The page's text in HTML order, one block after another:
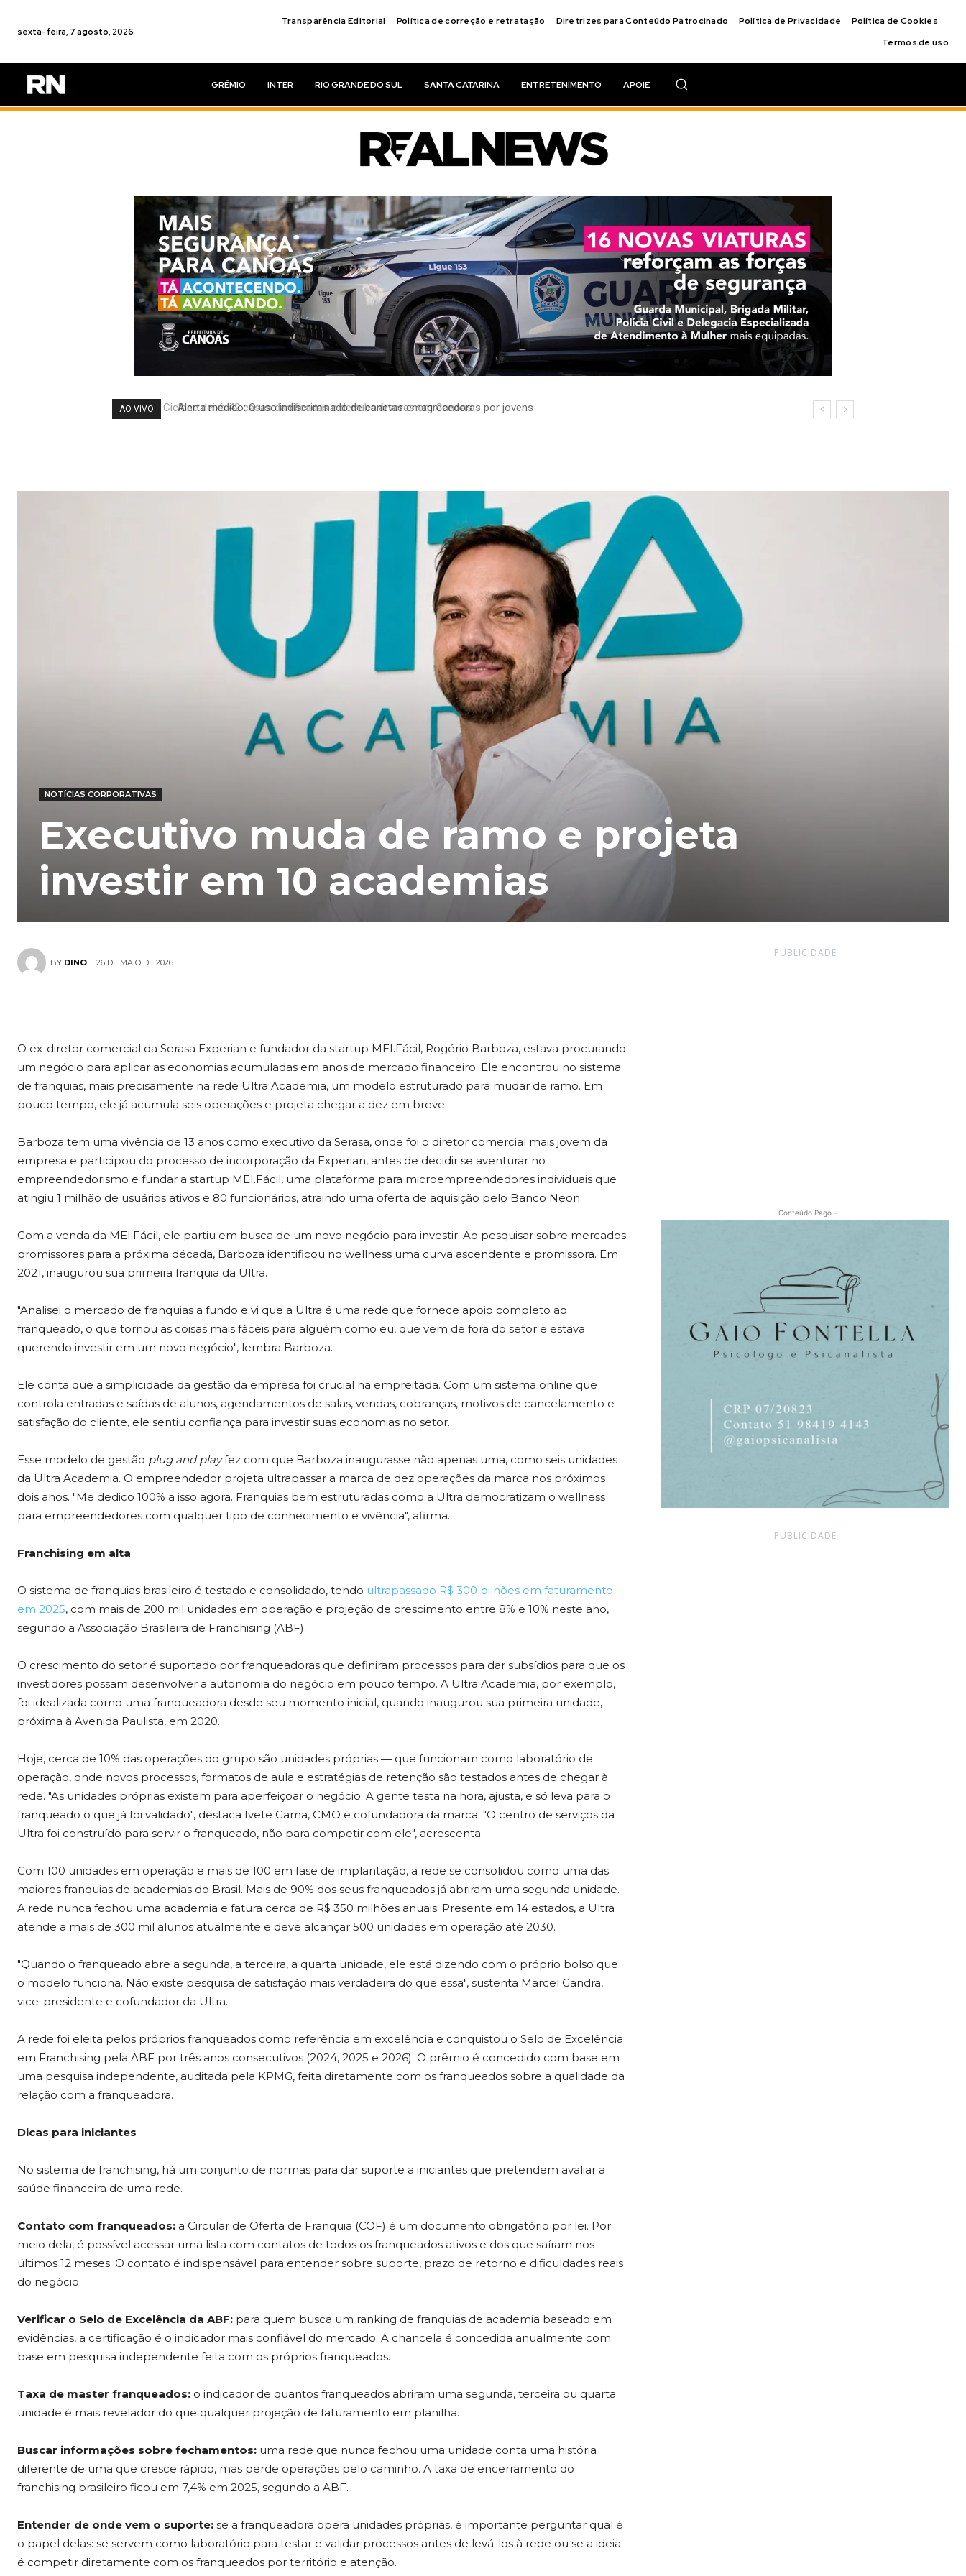
sexta-feira, 7 agosto, 2026
Transparência Editorial Política de correção e retratação Diretrizes para Conteúdo Patrocinado Política de Privacidade
Política de Cookies
Termos de uso
GRÊMIO INTER RIO GRANDE DO SUL SANTA CATARINA ENTRETENIMENTO APOIE
AO VIVO Alerta médico: O uso indiscriminado de canetas emagrecedoras por jovens
NOTÍCIAS CORPORATIVAS
Executivo muda de ramo e projeta
investir em 10 academias
BY DINO 26 DE MAIO DE 2026
O ex-diretor comercial da Serasa Experian e fundador da startup MEI.Fácil, Rogério Barboza, estava procurando
um negócio para aplicar as economias acumuladas em anos de mercado financeiro. Ele encontrou no sistema
de franquias, mais precisamente na rede Ultra Academia, um modelo estruturado para mudar de ramo. Em
pouco tempo, ele já acumula seis operações e projeta chegar a dez em breve.
Barboza tem uma vivência de 13 anos como executivo da Serasa, onde foi o diretor comercial mais jovem da
empresa e participou do processo de incorporação da Experian, antes de decidir se aventurar no
empreendedorismo e fundar a startup MEI.Fácil, uma plataforma para microempreendedores individuais que
atingiu 1 milhão de usuários ativos e 80 funcionários, atraindo uma oferta de aquisição pelo Banco Neon.
Com a venda da MEI.Fácil, ele partiu em busca de um novo negócio para investir. Ao pesquisar sobre mercados
promissores para a próxima década, Barboza identificou no wellness uma curva ascendente e promissora. Em
2021, inaugurou sua primeira franquia da Ultra.
"Analisei o mercado de franquias a fundo e vi que a Ultra é uma rede que fornece apoio completo ao
franqueado, o que tornou as coisas mais fáceis para alguém como eu, que vem de fora do setor e estava
querendo investir em um novo negócio", lembra Barboza.
Ele conta que a simplicidade da gestão da empresa foi crucial na empreitada. Com um sistema online que
controla entradas e saídas de alunos, agendamentos de salas, vendas, cobranças, motivos de cancelamento e
satisfação do cliente, ele sentiu confiança para investir suas economias no setor.
Esse modelo de gestão plug and playfez com que Barboza inaugurasse não apenas uma, como seis unidades
da Ultra Academia. O empreendedor projeta ultrapassar a marca de dez operações da marca nos próximos
dois anos. "Me dedico 100% a isso agora. Franquias bem estruturadas como a Ultra democratizam o wellness
para empreendedores com qualquer tipo de conhecimento e vivência", afirma.
Franchising em alta
O sistema de franquias brasileiro é testado e consolidado, tendo ultrapassado R$ 300 bilhões em faturamento
em 2025, com mais de 200 mil unidades em operação e projeção de crescimento entre 8% e 10% neste ano,
segundo a Associação Brasileira de Franchising (ABF).
O crescimento do setor é suportado por franqueadoras que definiram processos para dar subsídios para que os
investidores possam desenvolver a autonomia do negócio em pouco tempo. A Ultra Academia, por exemplo,
foi idealizada como uma franqueadora desde seu momento inicial, quando inaugurou sua primeira unidade,
próxima à Avenida Paulista, em 2020.
Hoje, cerca de 10% das operações do grupo são unidades próprias — que funcionam como laboratório de
operação, onde novos processos, formatos de aula e estratégias de retenção são testados antes de chegar à
rede. "As unidades próprias existem para aperfeiçoar o negócio. A gente testa na hora, ajusta, e só leva para o
franqueado o que já foi validado", destaca Ivete Gama, CMO e cofundadora da marca. "O centro de serviços da
Ultra foi construído para servir o franqueado, não para competir com ele", acrescenta.
Com 100 unidades em operação e mais de 100 em fase de implantação, a rede se consolidou como uma das
maiores franquias de academias do Brasil. Mais de 90% dos seus franqueados já abriram uma segunda unidade.
A rede nunca fechou uma academia e fatura cerca de R$ 350 milhões anuais. Presente em 14 estados, a Ultra
atende a mais de 300 mil alunos atualmente e deve alcançar 500 unidades em operação até 2030.
"Quando o franqueado abre a segunda, a terceira, a quarta unidade, ele está dizendo com o próprio bolso que
o modelo funciona. Não existe pesquisa de satisfação mais verdadeira do que essa", sustenta Marcel Gandra,
vice-presidente e cofundador da Ultra.
A rede foi eleita pelos próprios franqueados como referência em excelência e conquistou o Selo de Excelência
em Franchising pela ABF por três anos consecutivos (2024, 2025 e 2026). O prêmio é concedido com base em
uma pesquisa independente, auditada pela KPMG, feita diretamente com os franqueados sobre a qualidade da
relação com a franqueadora.
Dicas para iniciantes
No sistema de franchising, há um conjunto de normas para dar suporte a iniciantes que pretendem avaliar a
saúde financeira de uma rede.
Contato com franqueados: a Circular de Oferta de Franquia (COF) é um documento obrigatório por lei. Por
meio dela, é possível acessar uma lista com contatos de todos os franqueados ativos e dos que saíram nos
últimos 12 meses. O contato é indispensável para entender sobre suporte, prazo de retorno e dificuldades reais
do negócio.
Verificar o Selo de Excelência da ABF: para quem busca um ranking de franquias de academia baseado em
evidências, a certificação é o indicador mais confiável do mercado. A chancela é concedida anualmente com
base em pesquisa independente feita com os próprios franqueados.
Taxa de master franqueados: o indicador de quantos franqueados abriram uma segunda, terceira ou quarta
unidade é mais revelador do que qualquer projeção de faturamento em planilha.
Buscar informações sobre fechamentos: uma rede que nunca fechou uma unidade conta uma história
diferente de uma que cresce rápido, mas perde operações pelo caminho. A taxa de encerramento do
franchising brasileiro ficou em 7,4% em 2025, segundo a ABF.
Entender de onde vem o suporte: se a franqueadora opera unidades próprias, é importante perguntar qual é
o papel delas: se servem como laboratório para testar e validar processos antes de levá-los à rede ou se a ideia
é competir diretamente com os franqueados por território e atenção.
PUBLICIDADE
- Conteúdo Pago -
PUBLICIDADE